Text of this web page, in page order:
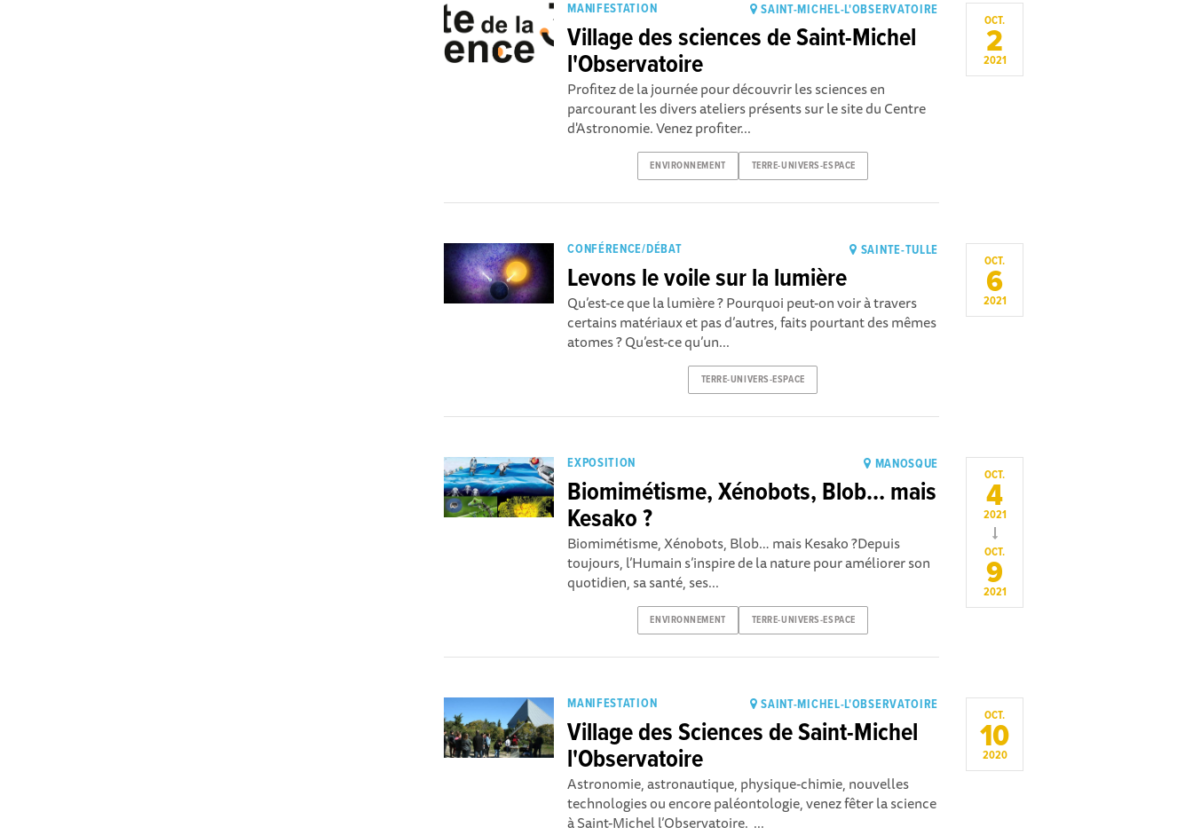
OCT.
2
2021
MANIFESTATION SAINT-MICHEL-L'OBSERVATOIRE
Village des sciences de Saint-Michel
l'Observatoire
Profitez de la journée pour découvrir les sciences en
parcourant les divers ateliers présents sur le site du Centre
d'Astronomie. Venez profiter...
ENVIRONNEMENT TERRE-UNIVERS-ESPACE
OCT.
6
2021
CONFÉRENCE/DÉBAT SAINTE-TULLE
Levons le voile sur la lumière
Qu’est-ce que la lumière ? Pourquoi peut-on voir à travers
certains matériaux et pas d’autres, faits pourtant des mêmes
atomes ? Qu’est-ce qu’un...
TERRE-UNIVERS-ESPACE
OCT.
4
2021
OCT.
9
2021
EXPOSITION MANOSQUE
Biomimétisme, Xénobots, Blob… mais
Kesako ?
Biomimétisme, Xénobots, Blob… mais Kesako ?Depuis
toujours, l’Humain s’inspire de la nature pour améliorer son
quotidien, sa santé, ses...
ENVIRONNEMENT TERRE-UNIVERS-ESPACE
OCT.
10
2020
MANIFESTATION SAINT-MICHEL-L'OBSERVATOIRE
Village des Sciences de Saint-Michel
l'Observatoire
Astronomie, astronautique, physique-chimie, nouvelles
technologies ou encore paléontologie, venez fêter la science
à Saint-Michel l’Observatoire. ...